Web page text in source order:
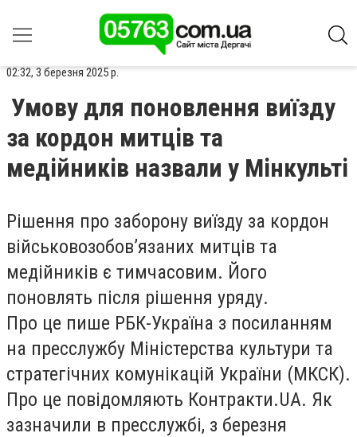
02:32, 3 березня 2025 р.
Умову для поновлення виїзду
за кордон митців та
медійників назвали у Мінкульті
Рішення про заборону виїзду за кордон
військовозобов’язаних митців та
медійників є тимчасовим. Його
поновлять після рішення уряду.
Про це пише РБК-Україна з посиланням
на пресслужбу Міністерства культури та
стратегічних комунікацій України (МКСК).
Про це повідомляють Контракти.UA. Як
зазначили в пресслужбі, з березня